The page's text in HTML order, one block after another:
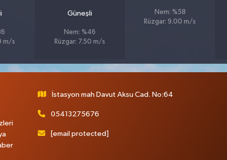
m/s
Güneşli
Nem: %46
Rüzgar: 7.50 m/s
Nem: %58
Rüzgar: 9.00 m/s
İstasyon mah Davut Aksu Cad. No:64
05413275676
[email protected]